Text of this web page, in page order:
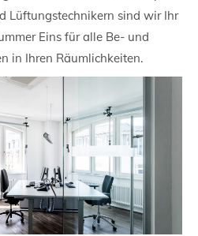
Lüftungstechnikern sind wir Ihr
Eins für alle Be- und
in Ihren Räumlichkeiten.